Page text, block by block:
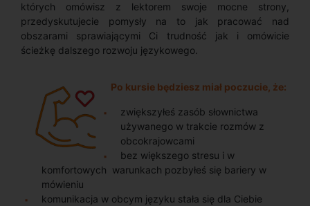
których omówisz z lektorem swoje mocne strony,
przedyskutujecie pomysły na to jak pracować nad
obszarami sprawiającymi Ci trudność jak i omówicie
ścieżkę dalszego rozwoju językowego.
Po kursie będziesz miał poczucie, że:
zwiększyłeś zasób słownictwa
używanego w trakcie rozmów z
obcokrajowcami
bez większego stresu i w
komfortowych warunkach pozbyłeś się bariery w
mówieniu
komunikacja w obcym języku stała się dla Ciebie